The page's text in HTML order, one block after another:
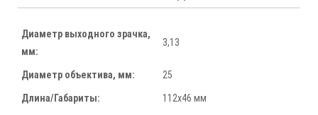
Диаметр выходного зрачка,
мм:
3,13
Диаметр объектива, мм: 25
Длина/Габариты: 112x46 мм